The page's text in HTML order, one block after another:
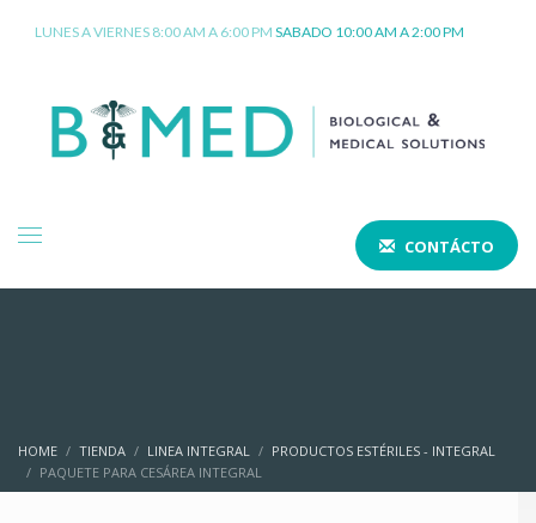
LUNES A VIERNES 8:00 AM A 6:00 PM SABADO 10:00 AM A 2:00 PM
CONTÁCTO
HOME TIENDA LINEA INTEGRAL
PRODUCTOS ESTÉRILES - INTEGRAL
PAQUETE PARA CESÁREA INTEGRAL